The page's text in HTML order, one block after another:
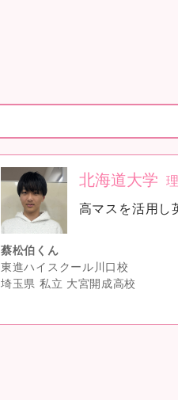
no
image
北海道大学
高マスを活用し
蔡松伯くん
東進ハイスクール川口校
埼玉県 私立 大宮開成高校